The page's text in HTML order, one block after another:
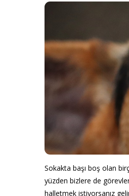
Sokakta başı boş olan
yüzden bizlere de
halletmek istiyorsanız